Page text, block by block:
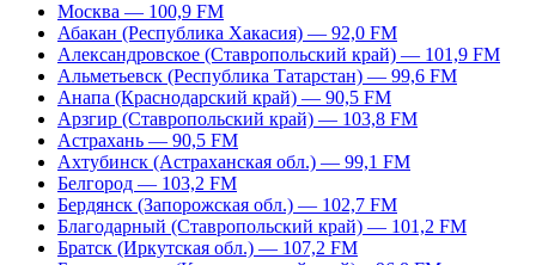
Москва — 100,9 FM
Абакан (Республика Хакасия) — 92,0 FM
Александровское (Ставропольский край) — 101,9 FM
Альметьевск (Республика Татарстан) — 99,6 FM
Анапа (Краснодарский край) — 90,5 FM
Арзгир (Ставропольский край) — 103,8 FM
Астрахань — 90,5 FM
Ахтубинск (Астраханская обл.) — 99,1 FM
Белгород — 103,2 FM
Бердянск (Запорожская обл.) — 102,7 FM
Благодарный (Ставропольский край) — 101,2 FM
Братск (Иркутская обл.) — 107,2 FM